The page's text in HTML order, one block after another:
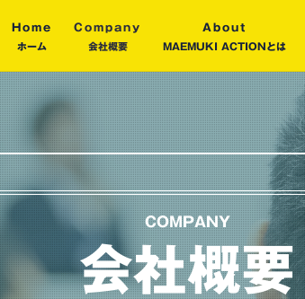
Home
ホーム
Company
会社概要
About
MAEMUKI ACTIONとは
COMPANY
会社概要